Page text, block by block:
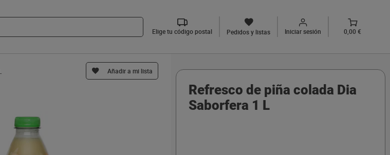
Elige tu código postal Pedidos y listas Iniciar sesión 0,00 €
Añadir a mi lista
Refresco de piña colada Dia
Saborfera 1 L